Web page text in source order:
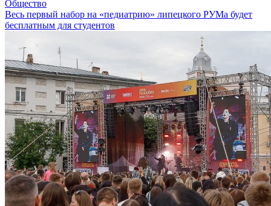
Общество
Весь первый набор на «педиатрию» липецкого РУМа будет
бесплатным для студентов